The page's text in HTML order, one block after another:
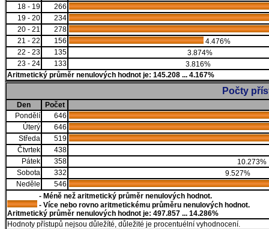
18 - 19
266
19 - 20
234
20 - 21
278
21 - 22
156
4.476%
22 - 23
135
3.874%
23 - 24
133
3.816%
Aritmetický průměr nenulových hodnot je: 145.208 ... 4.167%
Počty
Den
Počet
Pondělí
646
Úterý
646
Středa
519
Čtvrtek
438
Pátek
358
10.273%
Sobota
332
9.527%
Neděle
546
- Méně než aritmetický průměr nenulových hodnot.
- Více nebo rovno aritmetickému průměru nenulových hodnot.
Aritmetický průměr nenulových hodnot je: 497.857 ... 14.286%
Hodnoty přístupů nejsou důležíté, důležité je procentuélní vyhodnocení.